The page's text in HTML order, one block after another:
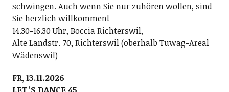
schwingen. Auch wenn Sie nur zuhören wollen, sind
Sie herzlich willkommen!
14.30-16.30 Uhr, Boccia Richterswil,
Alte Landstr. 70, Richterswil (oberhalb Tuwag-Areal
Wädenswil)
FR, 13.11.2026